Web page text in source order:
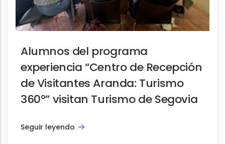
Alumnos del programa
experiencia “Centro de Recepción
de Visitantes Aranda: Turismo
360º” visitan Turismo de Segovia
Seguir leyendo